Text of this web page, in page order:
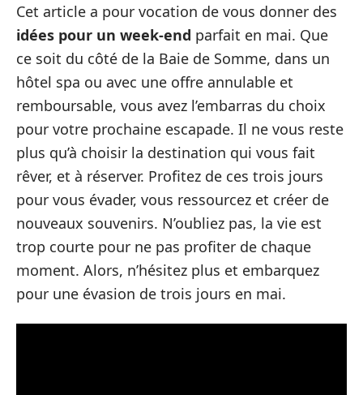
Cet article a pour vocation de vous donner des
idées pour un week-end parfait en mai. Que
ce soit du côté de la Baie de Somme, dans un
hôtel spa ou avec une offre annulable et
remboursable, vous avez l’embarras du choix
pour votre prochaine escapade. Il ne vous reste
plus qu’à choisir la destination qui vous fait
rêver, et à réserver. Profitez de ces trois jours
pour vous évader, vous ressourcez et créer de
nouveaux souvenirs. N’oubliez pas, la vie est
trop courte pour ne pas profiter de chaque
moment. Alors, n’hésitez plus et embarquez
pour une évasion de trois jours en mai.